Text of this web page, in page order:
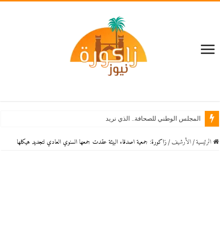
المجلس الوطني للصحافة.. الذي نريد
الرئيسية / اﻷرشيف / زاكورة: جمعية اصدقاء البيئة عقدت جمعها السنوي العادي لتجديد هيكلها